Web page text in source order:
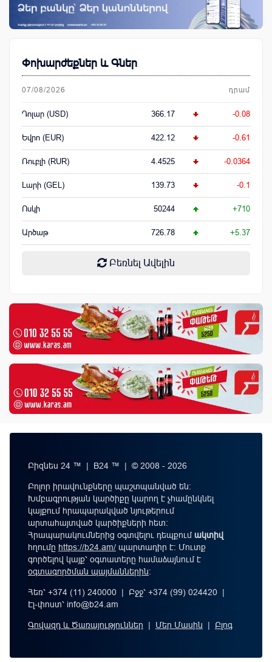
Փոխարժեքներ և Գներ
07/08/2026 դրամ
Դոլար (USD) 366.17 -0.08
Եվրո (EUR) 422.12 -0.61
Ռուբլի (RUR) 4.4525 -0.0364
Լարի (GEL) 139.73 -0.1
Ոսկի 50244 +710
Արծաթ 726.78 +5.37
Բեռնել Ավելին
Բիզնես 24 ™ | B24 ™ | © 2008 - 2026
Բոլոր իրավունքները պաշտպանված են:
Խմբագրության կարծիքը կարող է չհամընկնել
կայքում հրապարակված նյութերում
արտահայտված կարծիքների հետ:
Հրապարակումներից օգտվելու դեպքումակտիվ
հղումը https://b24.am/ պարտադիր է: Մուտք
գործելով կայք՝ օգտատերը համաձայնում է
օգտագործման պայմաններին։
Հեռ՝ +374 (11) 240000 | Բջջ՝ +374 (99) 024420 |
Էլ-փոստ՝ info@b24.am
Գովազդ և Ծառայություններ | Մեր Մասին | Բլոգ